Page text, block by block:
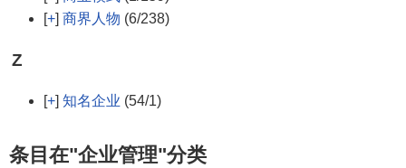
[+] 商界人物 (6/238)
Z
[+] 知名企业 (54/1)
条目在"企业管理"分类